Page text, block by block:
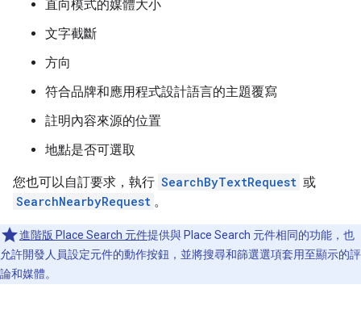
直向模式的媒體大小
文字截斷
方向
符合品牌和應用程式設計語言的主題覆寫
註明內容來源的位置
地點是否可選取
您也可以自訂要求，執行 SearchByTextRequest 或
SearchNearbyRequest 。
進階版 Place Search 元件提供與 Place Search 元件相同的功能，也
允許開發人員設定元件的動作按鈕，並將搜尋和篩選選項套用至顯示的評
論和媒體。